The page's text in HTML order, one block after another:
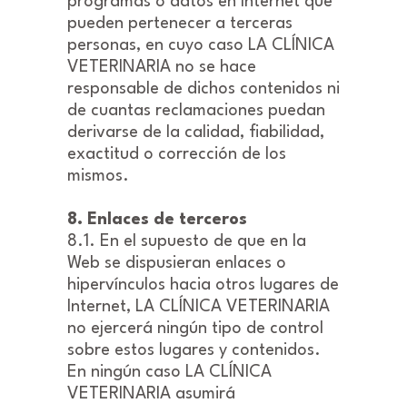
pueden pertenecer a terceras
personas, en cuyo caso LA CLÍNICA
VETERINARIA no se hace
responsable de dichos contenidos ni
de cuantas reclamaciones puedan
derivarse de la calidad, fiabilidad,
exactitud o corrección de los
mismos.
8. Enlaces de terceros
8.1. En el supuesto de que en la
Web se dispusieran enlaces o
hipervínculos hacia otros lugares de
Internet, LA CLÍNICA VETERINARIA
no ejercerá ningún tipo de control
sobre estos lugares y contenidos.
En ningún caso LA CLÍNICA
VETERINARIA asumirá